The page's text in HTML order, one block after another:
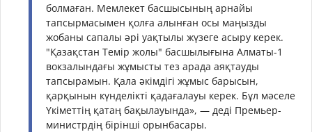
болмаған. Мемлекет басшысының арнайы
тапсырмасымен қолға алынған осы маңызды
жобаны сапалы әрі уақтылы жүзеге асыру керек.
"Қазақстан Темір жолы" басшылығына Алматы-1
вокзалындағы жұмысты тез арада аяқтауды
тапсырамын. Қала әкімдігі жұмыс барысын,
қарқынын күнделікті қадағалауы керек. Бұл мәселе
Үкіметтің қатаң бақылауында», — деді Премьер-
министрдің бірінші орынбасары.